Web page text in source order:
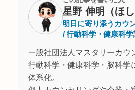
星野 伸明（ほし
明日に寄り添うカウ
/ 行動科学・健康科学
一般社団法人マスタリーカウ
行動科学・健康科学・脳科学
体系化。